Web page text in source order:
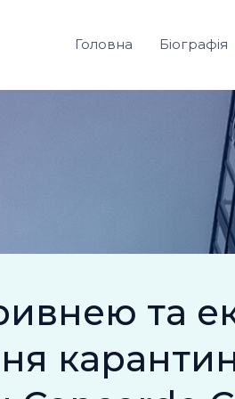
Головна Біографія
та